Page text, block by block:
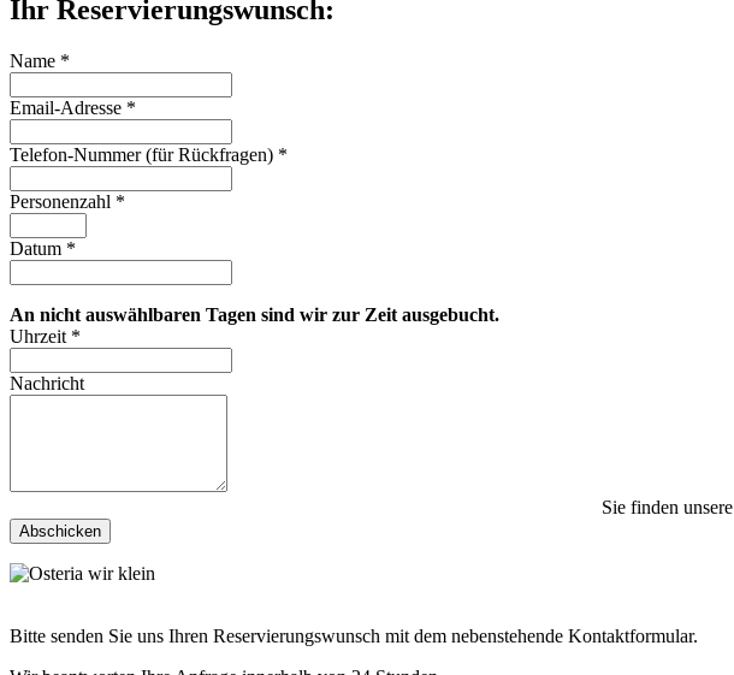
Ihr Reservierungswunsch:
Name *
Email-Adresse *
Telefon-Nummer (für Rückfragen) *
Personenzahl *
Datum *
An nicht auswählbaren Tagen sind wir zur Zeit ausgebucht.
Uhrzeit *
Nachricht
Sie finden unsere
Abschicken
Bitte senden Sie uns Ihren Reservierungswunsch mit dem nebenstehende Kontaktformular.